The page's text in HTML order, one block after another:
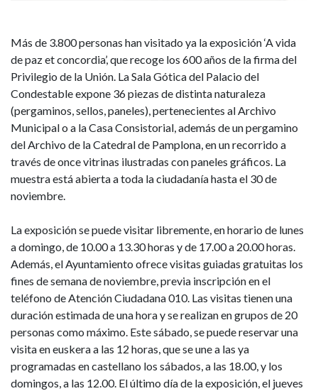
Más de 3.800 personas han visitado ya la exposición ‘A vida
de paz et concordia’, que recoge los 600 años de la firma del
Privilegio de la Unión. La Sala Gótica del Palacio del
Condestable expone 36 piezas de distinta naturaleza
(pergaminos, sellos, paneles), pertenecientes al Archivo
Municipal o a la Casa Consistorial, además de un pergamino
del Archivo de la Catedral de Pamplona, en un recorrido a
través de once vitrinas ilustradas con paneles gráficos. La
muestra está abierta a toda la ciudadanía hasta el 30 de
noviembre.
La exposición se puede visitar libremente, en horario de lunes
a domingo, de 10.00 a 13.30 horas y de 17.00 a 20.00 horas.
Además, el Ayuntamiento ofrece visitas guiadas gratuitas los
fines de semana de noviembre, previa inscripción en el
teléfono de Atención Ciudadana 010. Las visitas tienen una
duración estimada de una hora y se realizan en grupos de 20
personas como máximo. Este sábado, se puede reservar una
visita en euskera a las 12 horas, que se une a las ya
programadas en castellano los sábados, a las 18.00, y los
domingos, a las 12.00. El último día de la exposición, el jueves